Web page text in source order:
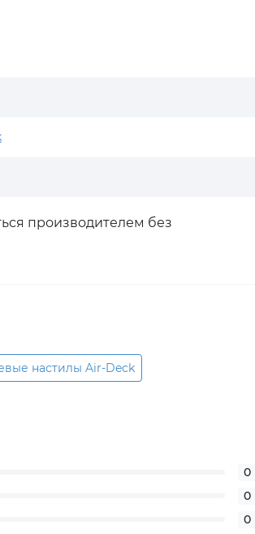
производителем без
настилы Air-Deck
0
0
0